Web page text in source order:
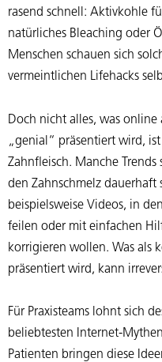
rasend schnell: Aktivkohle
natürliches Bleaching oder
Menschen schauen sich
vermeintlichen Lifehacks
Doch nicht alles, was
„genial“ präsentiert wird,
Zahnfleisch. Manche
den Zahnschmelz dauerhaft
beispielsweise Videos, in
feilen oder mit einfachen
korrigieren wollen. Was als
präsentiert wird, kann
Für Praxisteams lohnt sich
beliebtesten Internet-
Patienten bringen diese